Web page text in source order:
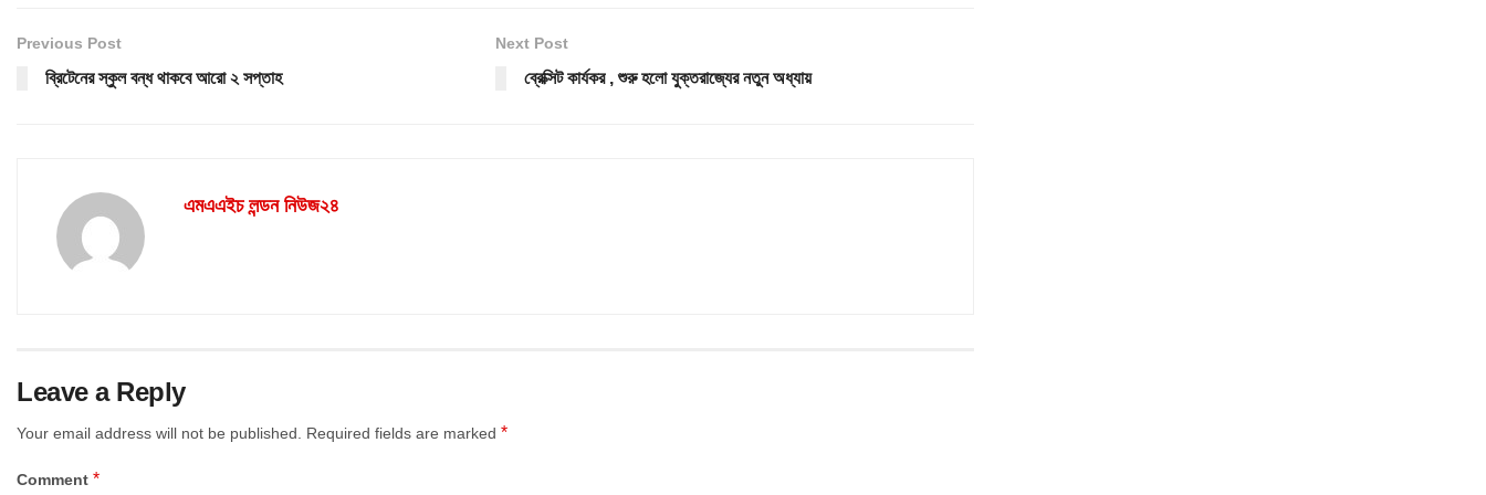
Previous Post
ব্রিটেনের স্কুল বন্ধ থাকবে আরো ২ সপ্তাহ
Next Post
ব্রেক্সিট কার্যকর , শুরু হলো যুক্তরাজ্যের নতুন অধ্যায়
এমএএইচ লন্ডন নিউজ২৪
Leave a Reply
Your email address will not be published. Required fields are marked *
Comment *